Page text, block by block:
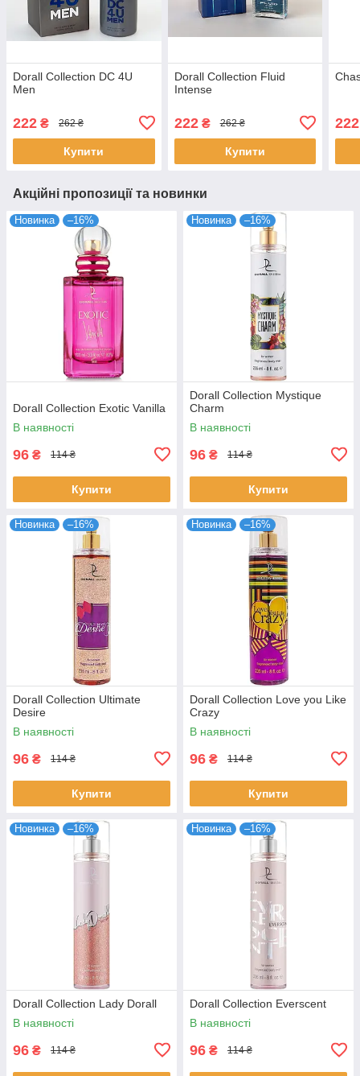
Dorall Collection DC 4U
Men
222 ₴ 262 ₴
Купити
Dorall Collection Fluid
Intense
222₴ 262 ₴
Купити
222
Акційні пропозиції та новинки
Новинка –16%
Dorall Collection Exotic Vanilla
В наявності
96 ₴ 114 ₴
Купити
Новинка –16%
Dorall Collection Mystique
Charm
В наявності
96 ₴ 114 ₴
Купити
Новинка –16%
Dorall Collection Ultimate
Desire
В наявності
96 ₴ 114 ₴
Купити
Новинка –16%
Dorall Collection Love you Like
Crazy
В наявності
96 ₴ 114 ₴
Купити
Новинка –16%
Dorall Collection Lady Dorall
В наявності
96 ₴ 114 ₴
Новинка –16%
Dorall Collection Everscent
В наявності
96 ₴ 114 ₴